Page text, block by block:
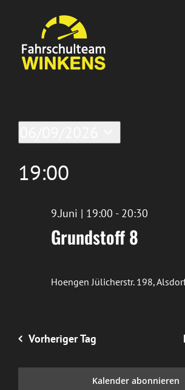
springen
Veranstaltungen
für
9/Juni/2026
Datum
wählen.
19:00
Grundstoff 8
9.Juni | 19:00 - 20:30
HoengenJülicherstr. 198,
Vorheriger Tag
Kalender abonnieren